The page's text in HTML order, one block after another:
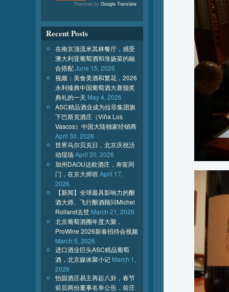
Powered by Google Translate.
Recent Posts
在南京顶流米其林餐厅，感受
澳大利亚葡萄酒和淮扬菜的融
合搭配June 15, 2026
视频：美食美酒和繁花，2026
永利臻典中国葡萄酒大赛颁奖
典礼的一天 May 4, 2026
ASC精品酒业成为拉菲集团旗
下巴斯克酒庄（Viña Los
Vascos）中国大陆独家经销商
April 30, 2026
世界马尔贝克日，北京庆祝活
动现场April 20, 2026
加州DAOU达欧酒庄，奔富同
门，在京大师班 April 17,
2026
【新闻】全球最具影响力的酿
酒大师、飞行酿酒顾问Michel
Rolland去世 March 21, 2026
北京葡萄酒圈年度大聚，
ProWine 2026新春招待会视频
March 5, 2026
进口酒业巨头ASC精品葡萄
酒，北京媒体聚小记 March 1,
2026
怡园酒庄易主再起八卦，春节
前后两份董事名单公告，前庄